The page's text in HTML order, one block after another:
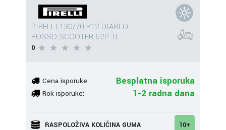
PIRELLI 130/70 R12 DIABLO
ROSSO SCOOTER 62P TL
0
Cena isporuke: Besplatna isporuka
Rok isporuke: 1-2 radna dana
RASPOLOŽIVA KOLIČINA GUMA 10+